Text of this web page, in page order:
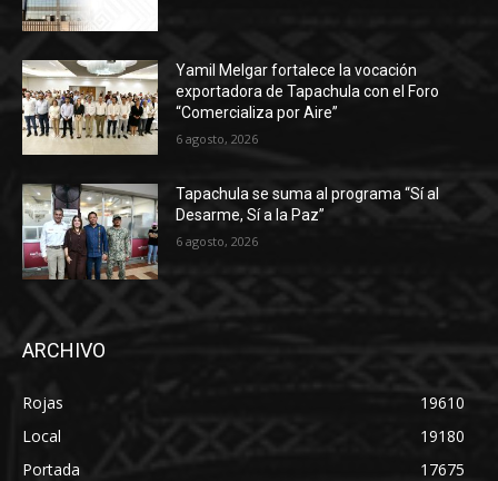
Yamil Melgar fortalece la vocación
exportadora de Tapachula con el Foro
“Comercializa por Aire”
6 agosto, 2026
Tapachula se suma al programa “Sí al
Desarme, Sí a la Paz”
6 agosto, 2026
ARCHIVO
Rojas
19610
Local
19180
Portada
17675